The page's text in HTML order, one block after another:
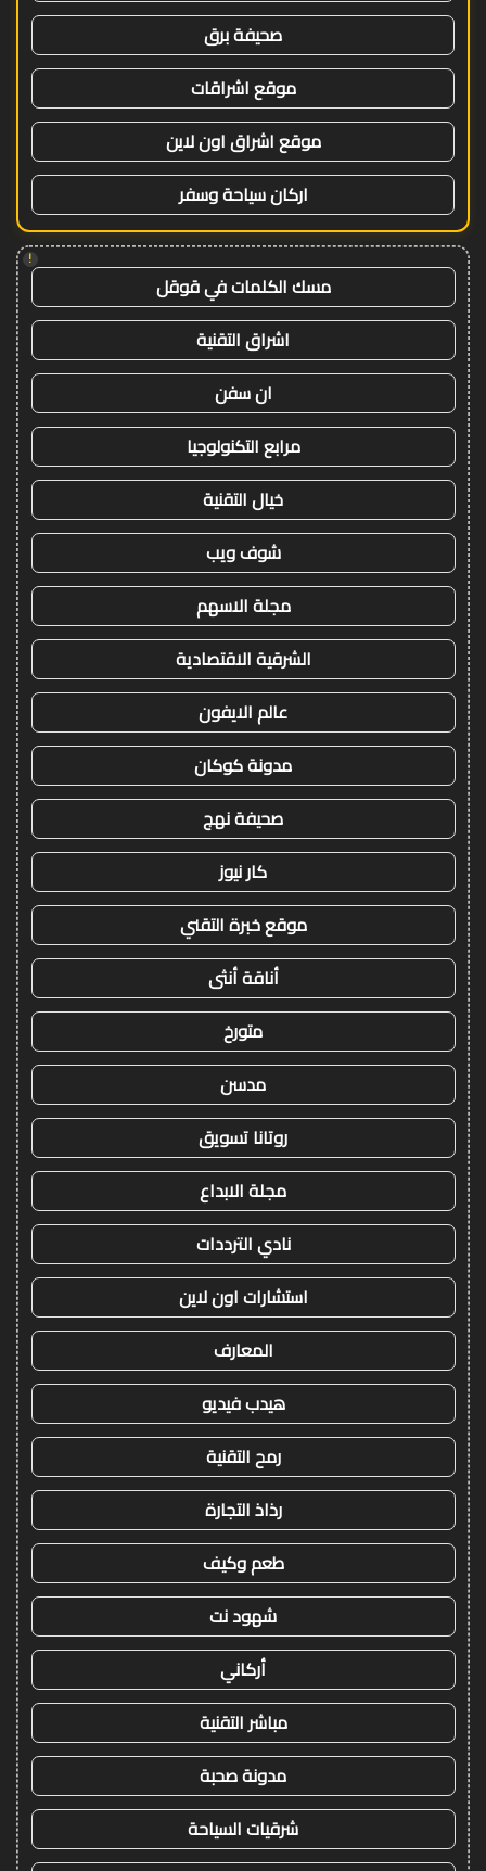
صحيفة برق
موقع اشراقات
موقع اشراق اون لاين
اركان سياحة وسفر
!
مسك الكلمات في قوقل
اشراق التقنية
ان سفن
مرابع التكنولوجيا
خيال التقنية
شوف ويب
مجلة الاسهم
الشرقية الاقتصادية
عالم الايفون
مدونة كوكان
صحيفة نهج
كار نيوز
موقع خبرة التقني
أناقة أنثى
متورخ
مدسن
روتانا تسويق
مجلة الابداع
نادي الترددات
استشارات اون لاين
المعارف
هيدب فيديو
رمح التقنية
رذاذ التجارة
طعم وكيف
شهود نت
أركاني
مباشر التقنية
مدونة صحبة
شرقيات السياحة